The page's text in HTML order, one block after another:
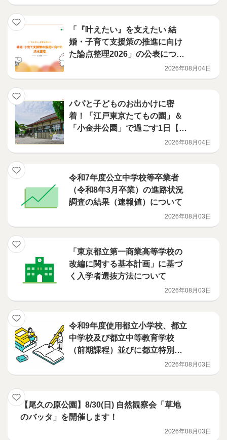
「『叶えたい』を支えたい 結
婚・子育て支援策の推進に向け
た論点整理2026」の公表につい
2026年08月04日
パパと子どものお出かけに密
着！「江戸東京たてもの園」＆
「小金井公園」で過ごす1日【Ｔ
2026年08月04日
令和7年度公立中学校等卒業者
（令和8年3月卒業）の進路状況
調査の結果（速報値）について
2026年08月03日
「東京都立第一商業高等学校の
改編に関する基本計画」に基づ
く入学者選抜方法について
2026年08月03日
令和9年度使用都立小学校、都立
中学校及び都立中等教育学校
（前期課程）並びに都立特別支
援学校（小学部・中学部）用教
科書の採択結果について
2026年08月03日
【尾久の原公園】8/30(日) 自然観察会「草地
のバッタ」を開催します！
2026年08月03日